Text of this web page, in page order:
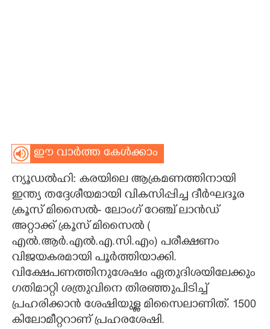
ഈ വാർത്ത കേൾക്കാം
ന്യൂഡൽഹി: കരയിലെ ആക്രമണത്തിനായി
ഇന്ത്യ തദ്ദേശീയമായി വികസിപ്പിച്ച ദീർഘദൂര
ക്രൂസ് മിസൈൽ- ലോംഗ് റേഞ്ച് ലാൻഡ്
അറ്റാക്ക് ക്രൂസ് മിസൈൽ (
എൽ.ആർ.എൽ.എ.സി.എം) പരീക്ഷണം
വിജയകരമായി പൂർത്തിയാക്കി.
വിക്ഷേപണത്തിനുശേഷം ഏതുദിശയിലേക്കും
ഗതിമാറ്റി ശത്രുവിനെ തിരഞ്ഞുപിടിച്ച്
പ്രഹരിക്കാൻ ശേഷിയുള്ള മിസൈലാണിത്. 1500
കിലോമീറ്ററാണ് പ്രഹരശേഷി.